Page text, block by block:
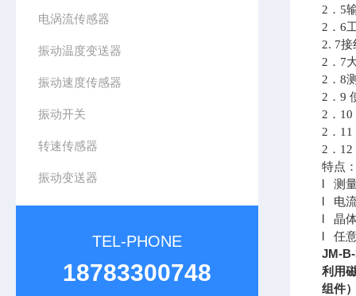
电涡流传感器
振动温度变送器
振动速度传感器
振动开关
转速传感器
振动变送器
TEL-PHONE
18783300748
2 ．5
2 ．6
2. 7接
2 ．7
2 ．8
2 ．9
2 ．
2 ．
2 ．
特点
l 测
l 电流
l 晶体
l 任
JM-
利用
组件